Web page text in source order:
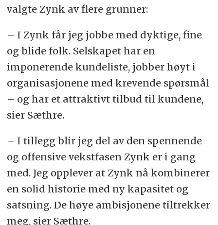
valgte Zynk av flere grunner:
– I Zynk får jeg jobbe med dyktige, fine
og blide folk. Selskapet har en
imponerende kundeliste, jobber høyt i
organisasjonene med krevende spørsmål
– og har et attraktivt tilbud til kundene,
sier Sæthre.
– I tillegg blir jeg del av den spennende
og offensive vekstfasen Zynk er i gang
med. Jeg opplever at Zynk nå kombinerer
en solid historie med ny kapasitet og
satsning. De høye ambisjonene tiltrekker
meg, sier Sæthre.